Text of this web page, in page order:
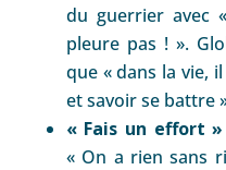
du guerrier avec
pleure pas ! ».
que « dans la vie,
et savoir se battre
« Fais un effort »
« On a rien sans